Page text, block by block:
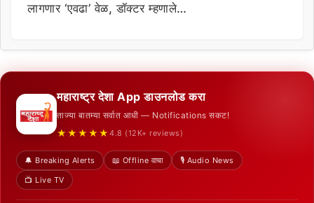
लागणार ‘एवढा’ वेळ, डॉक्टर म्हणाले…
महाराष्ट्र देशा App डाउनलोड करा
ताज्या बातम्या सर्वात आधी — Notifications सकट!
★★★★★ 4.8 (12K+ reviews)
🔔 Breaking Alerts 📖 Offline वाचा
🎙️ Audio News
📺 Live TV